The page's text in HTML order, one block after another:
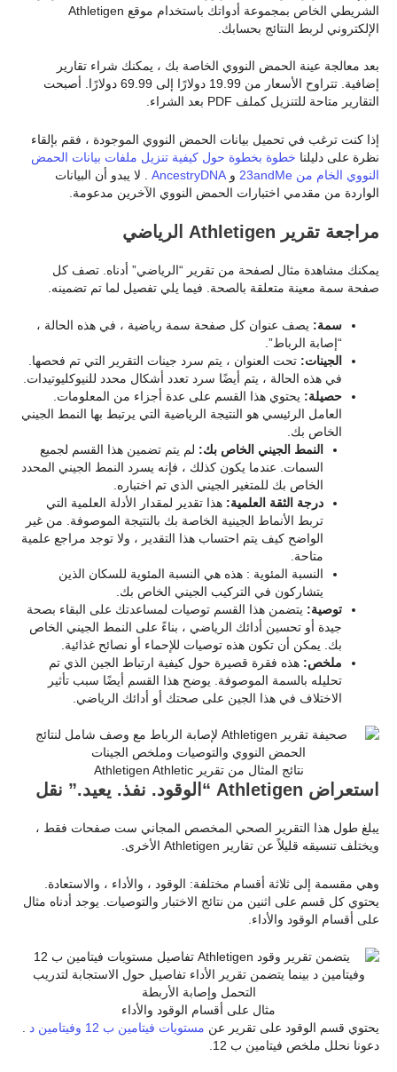
الشريطي الخاص بمجموعة أدواتك باستخدام موقع Athletigen
الإلكتروني لربط النتائج بحسابك.
بعد معالجة عينة الحمض النووي الخاصة بك ، يمكنك شراء تقارير
إضافية. تتراوح الأسعار من 19.99 دولارًا إلى 69.99 دولارًا. أصبحت
التقارير متاحة للتنزيل كملف PDF بعد الشراء.
إذا كنت ترغب في تحميل بيانات الحمض النووي الموجودة ، فقم بإلقاء
نظرة على دليلنا خطوة بخطوة حول كيفية تنزيل ملفات بيانات الحمض
النووي الخام من 23andMe
و AncestryDNA . لا يبدو أن البيانات
الواردة من مقدمي اختبارات الحمض النووي الآخرين مدعومة.
مراجعة تقرير Athletigen الرياضي
يمكنك مشاهدة مثال لصفحة من تقرير “الرياضي” أدناه. تصف كل
صفحة سمة معينة متعلقة بالصحة. فيما يلي تفصيل لما تم تضمينه.
سمة: يصف عنوان كل صفحة سمة رياضية ، في هذه الحالة ،
“إصابة الرباط”.
الجينات: تحت العنوان ، يتم سرد جينات التقرير التي تم فحصها.
في هذه الحالة ، يتم أيضًا سرد تعدد أشكال محدد للنيوكليوتيدات.
حصيلة: يحتوي هذا القسم على عدة أجزاء من المعلومات.
العامل الرئيسي هو النتيجة الرياضية التي يرتبط بها النمط الجيني
الخاص بك.
النمط الجيني الخاص بك: لم يتم تضمين هذا القسم لجميع
السمات. عندما يكون كذلك ، فإنه يسرد النمط الجيني المحدد
الخاص بك للمتغير الجيني الذي تم اختباره.
درجة الثقة العلمية: هذا تقدير لمقدار الأدلة العلمية التي
تربط الأنماط الجينية الخاصة بك بالنتيجة الموصوفة. من غير
الواضح كيف يتم احتساب هذا التقدير ، ولا توجد مراجع علمية
متاحة.
النسبة المئوية : هذه هي النسبة المئوية للسكان الذين
يتشاركون في التركيب الجيني الخاص بك.
توصية: يتضمن هذا القسم توصيات لمساعدتك على البقاء بصحة
جيدة أو تحسين أدائك الرياضي ، بناءً على النمط الجيني الخاص
بك. يمكن أن تكون هذه توصيات للإحماء أو نصائح غذائية.
ملخص: هذه فقرة قصيرة حول كيفية ارتباط الجين الذي تم
تحليله بالسمة الموصوفة. يوضح هذا القسم أيضًا سبب تأثير
الاختلاف في هذا الجين على صحتك أو أدائك الرياضي.
نتائج المثال من تقرير Athletigen Athletic
استعراض Athletigen “الوقود. نفذ. يعيد.” نقل
يبلغ طول هذا التقرير الصحي المخصص المجاني ست صفحات فقط ،
ويختلف تنسيقه قليلاً عن تقارير Athletigen الأخرى.
وهي مقسمة إلى ثلاثة أقسام مختلفة: الوقود ، والأداء ، والاستعادة.
يحتوي كل قسم على اثنين من نتائج الاختبار والتوصيات. يوجد أدناه مثال
على أقسام الوقود والأداء.
مثال على أقسام الوقود والأداء
يحتوي قسم الوقود على تقرير عن مستويات فيتامين ب 12 وفيتامين د
.
دعونا نحلل ملخص فيتامين ب 12.